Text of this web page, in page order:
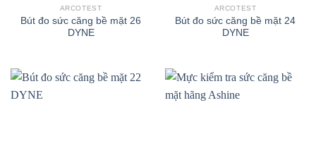
ARCOTEST
Bút đo sức căng bề mặt 26
DYNE
ARCOTEST
Bút đo sức căng bề mặt 24
DYNE